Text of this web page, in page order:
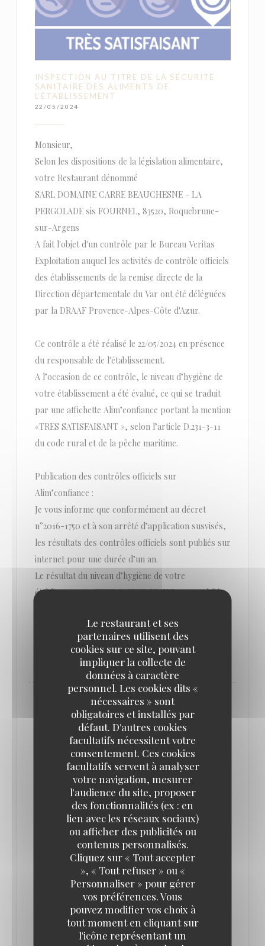
Le restaurant et ses
partenaires utilisent des
cookies sur ce site, pouvant
impliquer la collecte de
données à caractère
personnel. Les cookies dits «
nécessaires » sont
obligatoires et installés par
défaut. D'autres cookies
facultatifs nécessitent votre
consentement. Ces cookies
facultatifs servent à analyser
votre navigation, mesurer
l'audience du site, proposer
des fonctionnalités (ex : en
lien avec les réseaux sociaux)
ou afficher des publicités ou
contenus personnalisés.
Cliquez sur « Tout accepter
», « Tout refuser » ou «
Personnaliser » pour gérer
vos préférences. Vous
pouvez modifier vos choix à
tout moment en cliquant sur
l'icône représentant un
INSPECTION AU TITRE DE LA SÉCURITÉ
SANITAIRE DES ALIMENTS DE
L'ÉTABLISSEMENT
22/05/2024
Monsieur,
Selon les dispositions de la législation alimentaire,
votre Restaurant dénommé
SARL DOMAINE CARRE BEAUCHESNE - LA
PERGOLADE sis FOURNEL, 83520, Roquebrune-
sur-Argens
A fait l'objet d'un contrôle par le Bureau Veritas
Exploitation auquel les activités de contrôle officiels
des établissements de la remise directe de la
Direction départementale du Var ont été déléguées
par la DRAAF Provence-Alpes-Côte d'Azur.
Ce contrôle a été réalisé le 22/05/2024 en présence
du responsable de l'établissement.
A l’occasion de ce contrôle, le niveau d’hygiène de
votre établissement a été évalué, ce qui se traduit
par une affichette Alim’confiance portant la mention
«TRES SATISFAISANT », selon l’article D.231-3-11
du code rural et de la pêche maritime.
Publication des contrôles officiels sur
Alim’confiance :
Je vous informe que conformément au décret
n°2016-1750 et à son arrêté d’application susvisés,
les résultats des contrôles officiels sont publiés sur
internet pour une durée d’un an.
Le résultat du niveau d’hygiène de votre
établissement « TRES SATISFAISANT » est publié
« Alim’confiance » (www.alim-confiance.gouv.fr) et
sur l’application mobile « Alim’confiance ».
GAULT & MILLAU FRANCE 2022
10/06/2022
Site d'exception où pergolas, terrasses ombragées
et quais sur l'eau s'égrainent au bord d'un étang où
s'ébattent des carpes « KOÏ ». Ambiance... Pour les